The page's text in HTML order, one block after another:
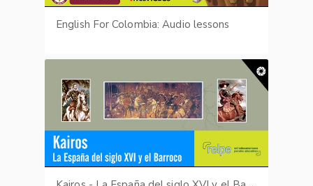
English For Colombia: Audio lessons